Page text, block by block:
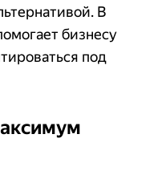
В
бизнесу
под